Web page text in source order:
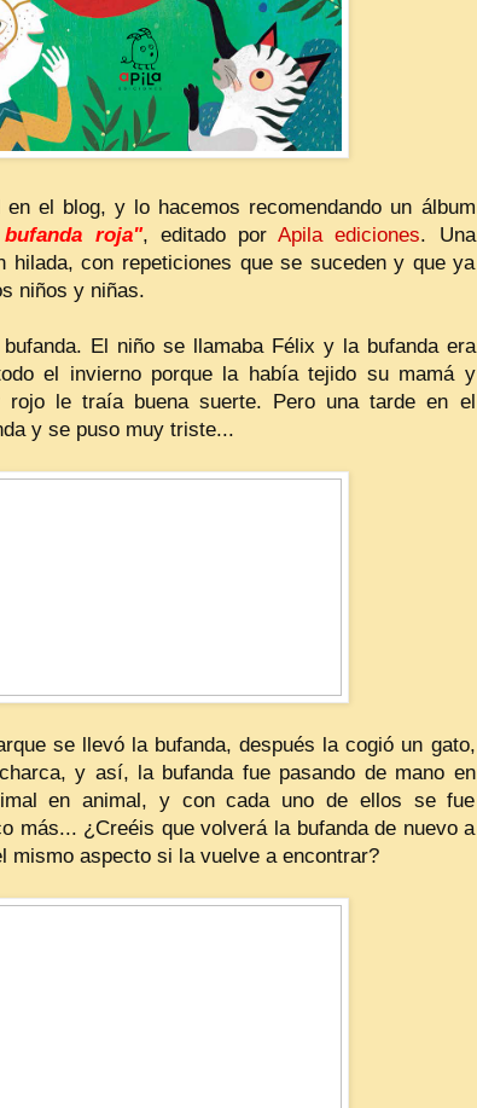
en el blog, y lo hacemos recomendando un álbum
roja", editado porApila ediciones. Una
hilada, con repeticiones que se suceden y que ya
niños y niñas.
El niño se llamaba Félix y la bufanda era
el invierno porque la había tejido su mamá y
rojo le traía buena suerte. Pero una tarde en el
y se puso muy triste...
se llevó la bufanda, después la cogió un gato,
y así, la bufanda fue pasando de mano en
en animal, y con cada uno de ellos se fue
más... ¿Creéis que volverá la bufanda de nuevo a
mismo aspecto si la vuelve a encontrar?